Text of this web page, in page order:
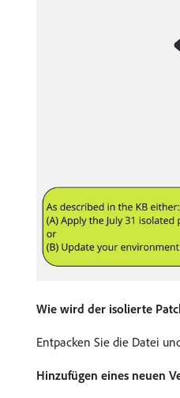
Wie wird der isolierte
Entpacken Sie die Datei
Hinzufügen eines neuen